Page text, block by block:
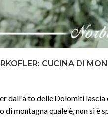
CUCINA DI
dall'alto delle Dolomiti lascia
di montagna quale è, non si